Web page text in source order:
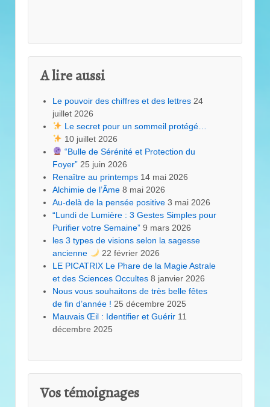
A lire aussi
Le pouvoir des chiffres et des lettres 24
juillet 2026
Le secret pour un sommeil protégé…
10 juillet 2026
“Bulle de Sérénité et Protection du
Foyer” 25 juin 2026
Renaître au printemps 14 mai 2026
Alchimie de l’Âme 8 mai 2026
Au-delà de la pensée positive 3 mai 2026
“Lundi de Lumière : 3 Gestes Simples pour
Purifier votre Semaine” 9 mars 2026
les 3 types de visions selon la sagesse
ancienne
22 février 2026
LE PICATRIX Le Phare de la Magie Astrale
et des Sciences Occultes 8 janvier 2026
Nous vous souhaitons de très belle fêtes
de fin d’année ! 25 décembre 2025
Mauvais Œil : Identifier et Guérir 11
décembre 2025
Vos témoignages